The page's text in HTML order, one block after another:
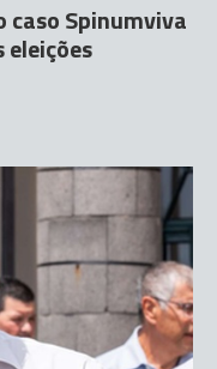
caso Spinumviva